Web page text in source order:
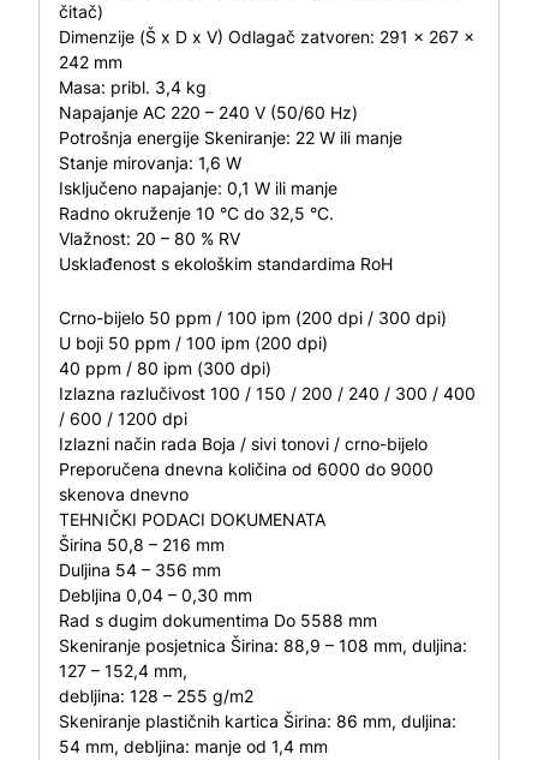
čitač)
Dimenzije (Š x D x V) Odlagač zatvoren: 291 x 267 x
242 mm
Masa: pribl. 3,4 kg
Napajanje AC 220 – 240 V (50/60 Hz)
Potrošnja energije Skeniranje: 22 W ili manje
Stanje mirovanja: 1,6 W
Isključeno napajanje: 0,1 W ili manje
Radno okruženje 10 °C do 32,5 °C.
Vlažnost: 20 – 80 % RV
Usklađenost s ekološkim standardima RoH
Crno-bijelo 50 ppm / 100 ipm (200 dpi / 300 dpi)
U boji 50 ppm / 100 ipm (200 dpi)
40 ppm / 80 ipm (300 dpi)
Izlazna razlučivost 100 / 150 / 200 / 240 / 300 / 400
/ 600 / 1200 dpi
Izlazni način rada Boja / sivi tonovi / crno-bijelo
Preporučena dnevna količina od 6000 do 9000
skenova dnevno
TEHNIČKI PODACI DOKUMENATA
Širina 50,8 – 216 mm
Duljina 54 – 356 mm
Debljina 0,04 – 0,30 mm
Rad s dugim dokumentima Do 5588 mm
Skeniranje posjetnica Širina: 88,9 – 108 mm, duljina:
127 – 152,4 mm,
debljina: 128 – 255 g/m2
Skeniranje plastičnih kartica Širina: 86 mm, duljina:
54 mm, debljina: manje od 1,4 mm